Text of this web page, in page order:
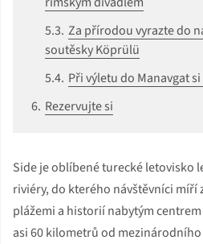
Za přírodou vyrazte do
soutěsky Köprülü
Při výletu do Manavgat
Rezervujte si
Side je oblíbené turecké letovisko
riviéry, do kterého návštěvníci míří
plážemi a historií nabytým
asi 60 kilometrů od